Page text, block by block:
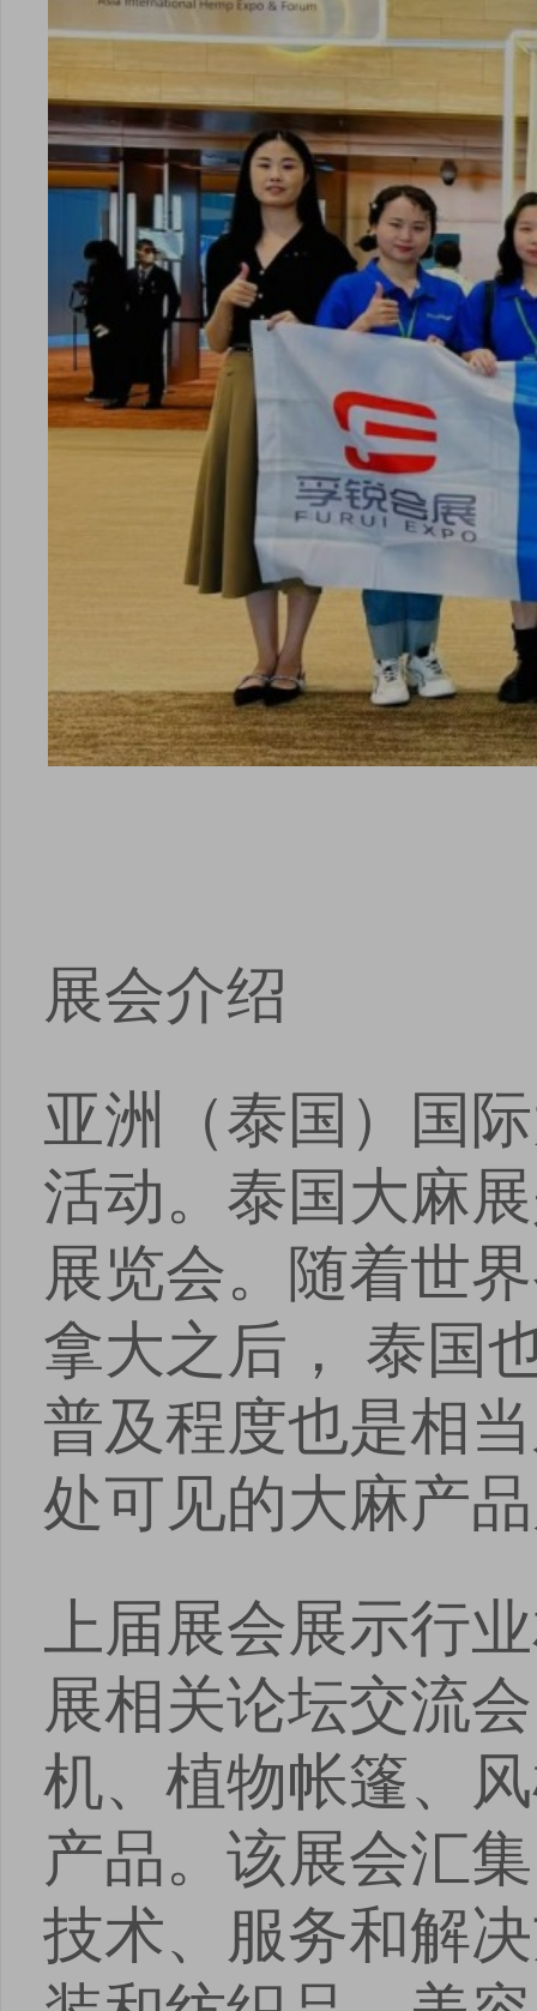
展会介绍
亚洲（泰国）国
活动。泰国大麻
展览会。随着世
拿大之后， 泰国
普及程度也是相
处可见的大麻产
上届展会展示行
展相关论坛交流
机、植物帐篷、
产品。该展会汇
技术、服务和解
点击
安卓版下载
点击
iOS版下载